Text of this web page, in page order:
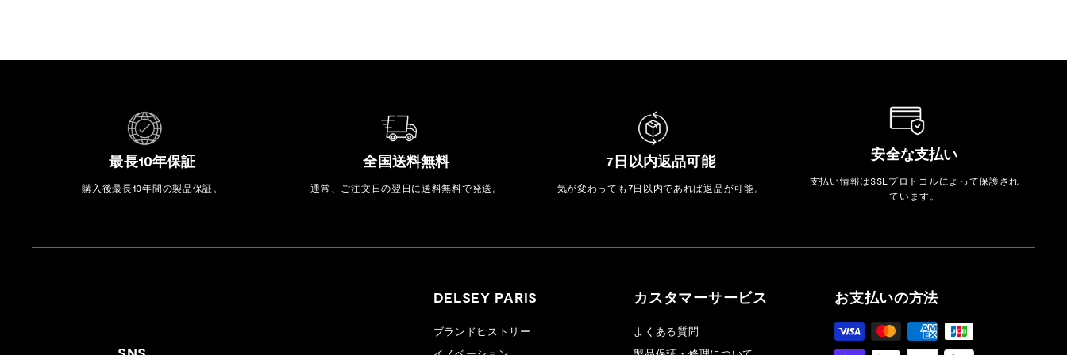
最長10年保証
購入後最長10年間の製品保証。
全国送料無料
通常、ご注文日の翌日に送料無料で発送。
7日以内返品可能
気が変わっても7日以内であれば返品が可能。
安全な支払い
支払い情報はSSLプロトコルによって保護され
ています。
DELSEY PARIS
ブランドヒストリー
カスタマーサービス
よくある質問
お支払いの方法